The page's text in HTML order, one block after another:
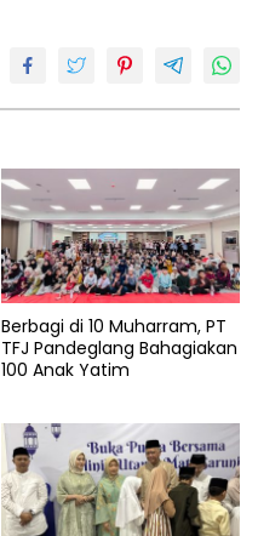
Berbagi di 10 Muharram, PT
TFJ Pandeglang Bahagiakan
100 Anak Yatim